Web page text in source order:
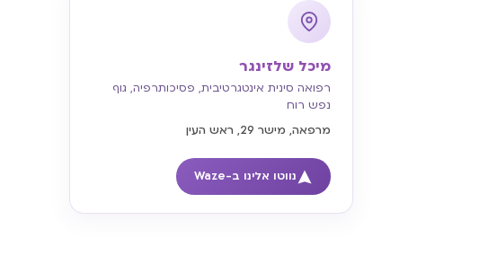
מיכל שלזינגר
רפואה סינית אינטגרטיבית, פסיכותרפיה, גוף
נפש רוח
מרפאה, מישר 29, ראש העין
נווטו אלינו ב-Waze